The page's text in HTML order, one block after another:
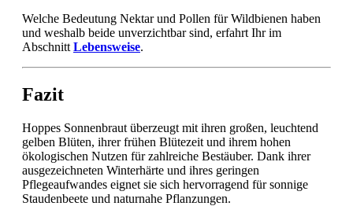
Welche Bedeutung Nektar und Pollen für Wildbienen haben
und weshalb beide unverzichtbar sind, erfahrt Ihr im
Abschnitt Lebensweise.
Fazit
Hoppes Sonnenbraut überzeugt mit ihren großen, leuchtend
gelben Blüten, ihrer frühen Blütezeit und ihrem hohen
ökologischen Nutzen für zahlreiche Bestäuber. Dank ihrer
ausgezeichneten Winterhärte und ihres geringen
Pflegeaufwandes eignet sie sich hervorragend für sonnige
Staudenbeete und naturnahe Pflanzungen.